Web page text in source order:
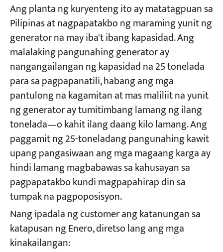
Mga Proyekto
Balita
Mga Aplikasyon
Tungkol sa atin
Makipag-ugnayan sa amin
Ang planta ng kuryenteng ito ay matatagpuan sa
Pilipinas at nagpapatakbo ng maraming yunit ng
generator na may iba't ibang kapasidad. Ang
malalaking pangunahing generator ay
nangangailangan ng kapasidad na 25 tonelada
para sa pagpapanatili, habang ang mga
pantulong na kagamitan at mas maliliit na yunit
ng generator ay tumitimbang lamang ng ilang
tonelada—o kahit ilang daang kilo lamang. Ang
paggamit ng 25-toneladang pangunahing kawit
upang pangasiwaan ang mga magaang karga ay
hindi lamang magbabawas sa kahusayan sa
pagpapatakbo kundi magpapahirap din sa
tumpak na pagpoposisyon.
Nang ipadala ng customer ang katanungan sa
katapusan ng Enero, diretso lang ang mga
kinakailangan: